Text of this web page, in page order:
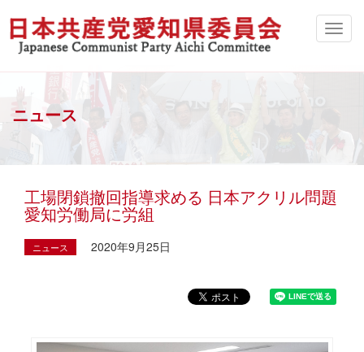
ニュース
工場閉鎖撤回指導求める 日本アクリル問題
愛知労働局に労組
ニュース 2020年9月25日